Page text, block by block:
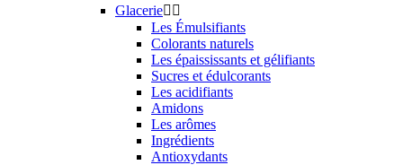
Glacerie 
Les Émulsifiants
Colorants naturels
Les épaississants et gélifiants
Sucres et édulcorants
Les acidifiants
Amidons
Les arômes
Ingrédients
Antioxydants